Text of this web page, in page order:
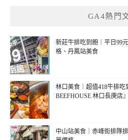
GA4熱門
新莊牛排吃到飽｜平日99
格、丹鳳站美食
林口美食｜超值418牛排
BEEFHOUSE 林口長庚店
中山站美食｜赤峰街排隊